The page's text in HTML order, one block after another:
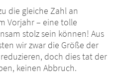
die gleiche Zahl an
Vorjahr – eine tolle
stolz sein können! Aus
wir zwar die Größe der
doch dies tat der
keinen Abbruch.